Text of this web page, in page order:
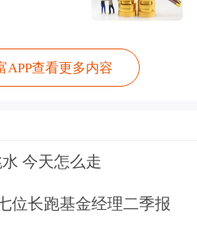
项：11月鲜菜价格环
格上涨的主要原因是
的蔬菜短期供应不
都受到了影响
。同时
推高了生产及
APP查看更多内容
今天怎么走
位长跑基金经理二季报